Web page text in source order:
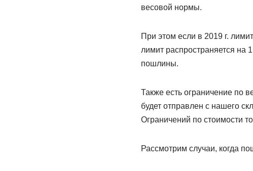
весовой нормы.
При этом если в 2019 г.
лимит распространяется на
пошлины.
Также есть ограничение по
будет отправлен с нашего
Ограничений по стоимости
Рассмотрим случаи, когда